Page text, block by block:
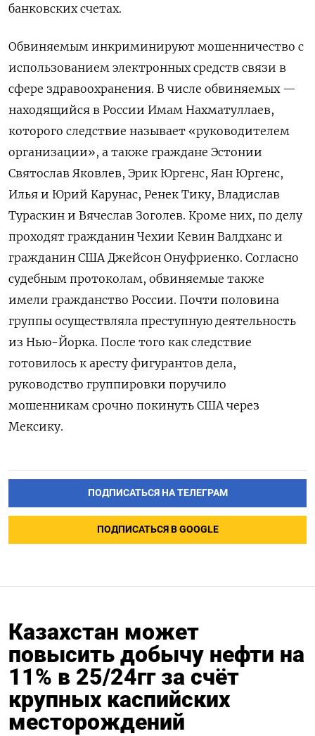
банковских счетах.
Обвиняемым инкриминируют мошенничество с
использованием электронных средств связи в
сфере здравоохранения. В числе обвиняемых —
находящийся в России Имам Нахматуллаев,
которого следствие называет «руководителем
организации», а также граждане Эстонии
Святослав Яковлев, Эрик Юргенс, Яан Юргенс,
Илья и Юрий Карунас, Ренек Тику, Владислав
Тураскин и Вячеслав Зоголев. Кроме них, по делу
проходят гражданин Чехии Кевин Валдханс и
гражданин США Джейсон Онуфриенко. Согласно
судебным протоколам, обвиняемые также
имели гражданство России. Почти половина
группы осуществляла преступную деятельность
из Нью-Йорка. После того как следствие
готовилось к аресту фигурантов дела,
руководство группировки поручило
мошенникам срочно покинуть США через
Мексику.
ПОДПИСАТЬСЯ НА ТЕЛЕГРАМ
ПОДПИСАТЬСЯ В GOOGLE
Казахстан может
повысить добычу нефти на
11% в 25/24гг за счёт
крупных каспийских
месторождений